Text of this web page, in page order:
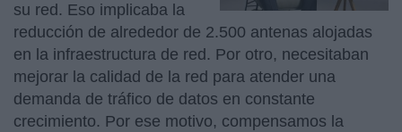
su red. Eso implicaba la
reducción de alrededor de 2.500 antenas alojadas
en la infraestructura de red. Por otro, necesitaban
mejorar la calidad de la red para atender una
demanda de tráfico de datos en constante
crecimiento. Por ese motivo, compensamos la